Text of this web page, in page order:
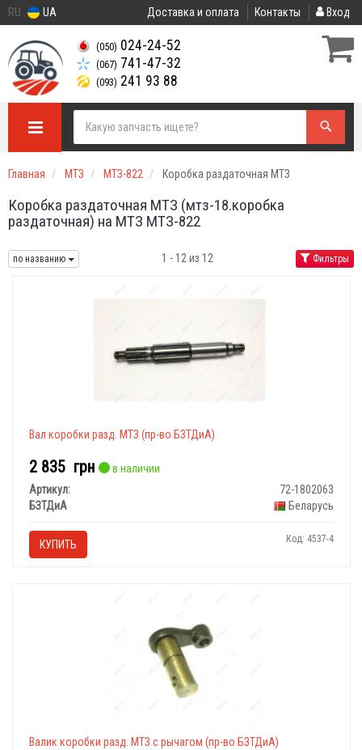
RU UA Доставка и оплата Контакты Вход
(050) 024-24-52
(067) 741-47-32
(093) 241 93 88
Главная МТЗ МТЗ-822 Коробка раздаточная МТЗ
Коробка раздаточная МТЗ (мтз-18.коробка
раздаточная) на МТЗ МТЗ-822
по названию 1 - 12 из 12 Фильтры
Вал коробки разд. МТЗ (пр-во БЗТДиА)
2 835 грн
в наличии
Артикул:
72-1802063
БЗТДиА
Беларусь
КУПИТЬ Код: 4537-4
Валик коробки разд. МТЗ с рычагом (пр-во БЗТДиА)